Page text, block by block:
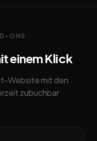
ONS
einem Klick
Website mit den
zubuchbar